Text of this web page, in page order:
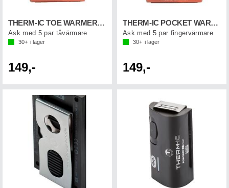
THERM-IC TOE WARMER (5-p)
Ask med 5 par tåvärmare
30+ i lager
149,-
THERM-IC POCKET WARMER (5-p)
Ask med 5 par fingervärmare
30+ i lager
149,-